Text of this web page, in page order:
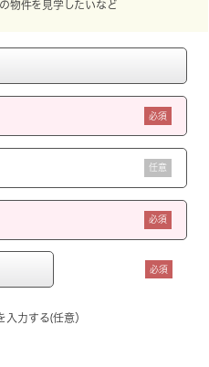
物件を見学したいなど
必須
任意
必須
必須
入力する(任意）